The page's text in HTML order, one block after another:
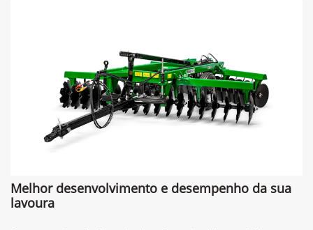
Melhor desenvolvimento e desempenho da sua
lavoura